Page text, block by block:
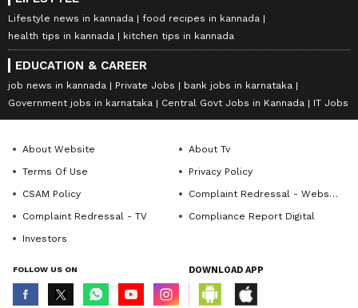
Lifestyle news in kannada
food recipes in kannada
health tips in kannada
kitchen tips in kannada
EDUCATION & CAREER
job news in kannada Private Jobs
bank jobs in karnataka
Government jobs in karnataka
Central Govt Jobs in Kannada IT Jobs
About Website
About Tv
Terms Of Use
Privacy Policy
CSAM Policy
Complaint Redressal - Website
Complaint Redressal - TV
Compliance Report Digital
Investors
FOLLOW US ON DOWNLOAD APP